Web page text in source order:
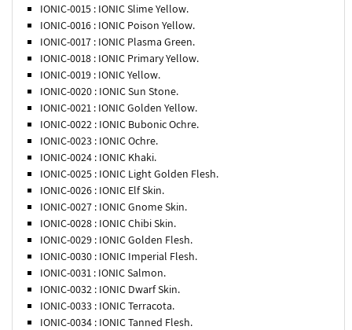
IONIC-0015 : IONIC Slime Yellow.
IONIC-0016 : IONIC Poison Yellow.
IONIC-0017 : IONIC Plasma Green.
IONIC-0018 : IONIC Primary Yellow.
IONIC-0019 : IONIC Yellow.
IONIC-0020 : IONIC Sun Stone.
IONIC-0021 : IONIC Golden Yellow.
IONIC-0022 : IONIC Bubonic Ochre.
IONIC-0023 : IONIC Ochre.
IONIC-0024 : IONIC Khaki.
IONIC-0025 : IONIC Light Golden Flesh.
IONIC-0026 : IONIC Elf Skin.
IONIC-0027 : IONIC Gnome Skin.
IONIC-0028 : IONIC Chibi Skin.
IONIC-0029 : IONIC Golden Flesh.
IONIC-0030 : IONIC Imperial Flesh.
IONIC-0031 : IONIC Salmon.
IONIC-0032 : IONIC Dwarf Skin.
IONIC-0033 : IONIC Terracota.
IONIC-0034 : IONIC Tanned Flesh.